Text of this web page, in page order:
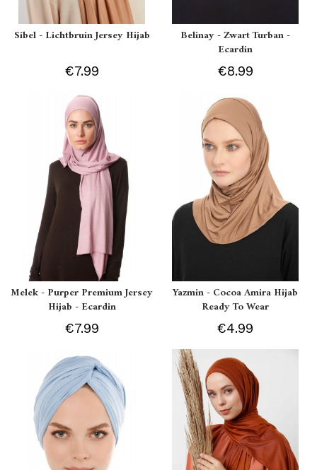
Sibel - Lichtbruin Jersey Hijab
€7.99
Belinay - Zwart Turban -
Ecardin
€8.99
Melek - Purper Premium Jersey
Hijab - Ecardin
€7.99
Yazmin - Cocoa Amira Hijab
Ready To Wear
€4.99